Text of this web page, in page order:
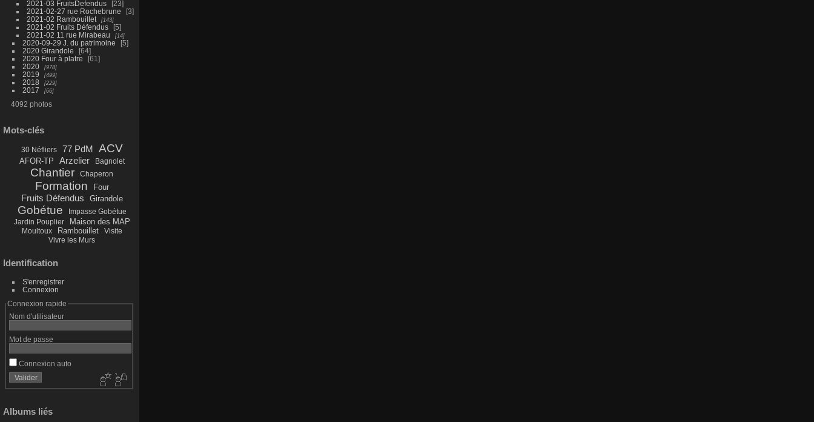
2021-03 FruitsDefendus
23
2021-02-27 rue Rochebrune
3
2021-02 Rambouillet
143
2021-02 Fruits Défendus
5
2021-02 11 rue Mirabeau
14
2020-09-29 J. du patrimoine
5
2020 Girandole
64
2020 Four à platre
61
2020
978
2019 499
2018 229
2017 66
4092 photos
Mots-clés
30 Néfliers 77 PdM ACV
AFOR-TP Arzelier Bagnolet
Chantier Chaperon
Formation Four
Fruits Défendus Girandole
Gobétue
Impasse Gobétue
Jardin Pouplier
Maison des MAP
Moultoux Rambouillet
Visite
Vivre les Murs
Identification
S'enregistrer
Connexion
Connexion rapide
Nom d'utilisateur
Mot de passe
Connexion auto
Albums liés